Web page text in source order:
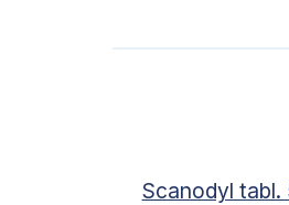
Scanodyl tabl.